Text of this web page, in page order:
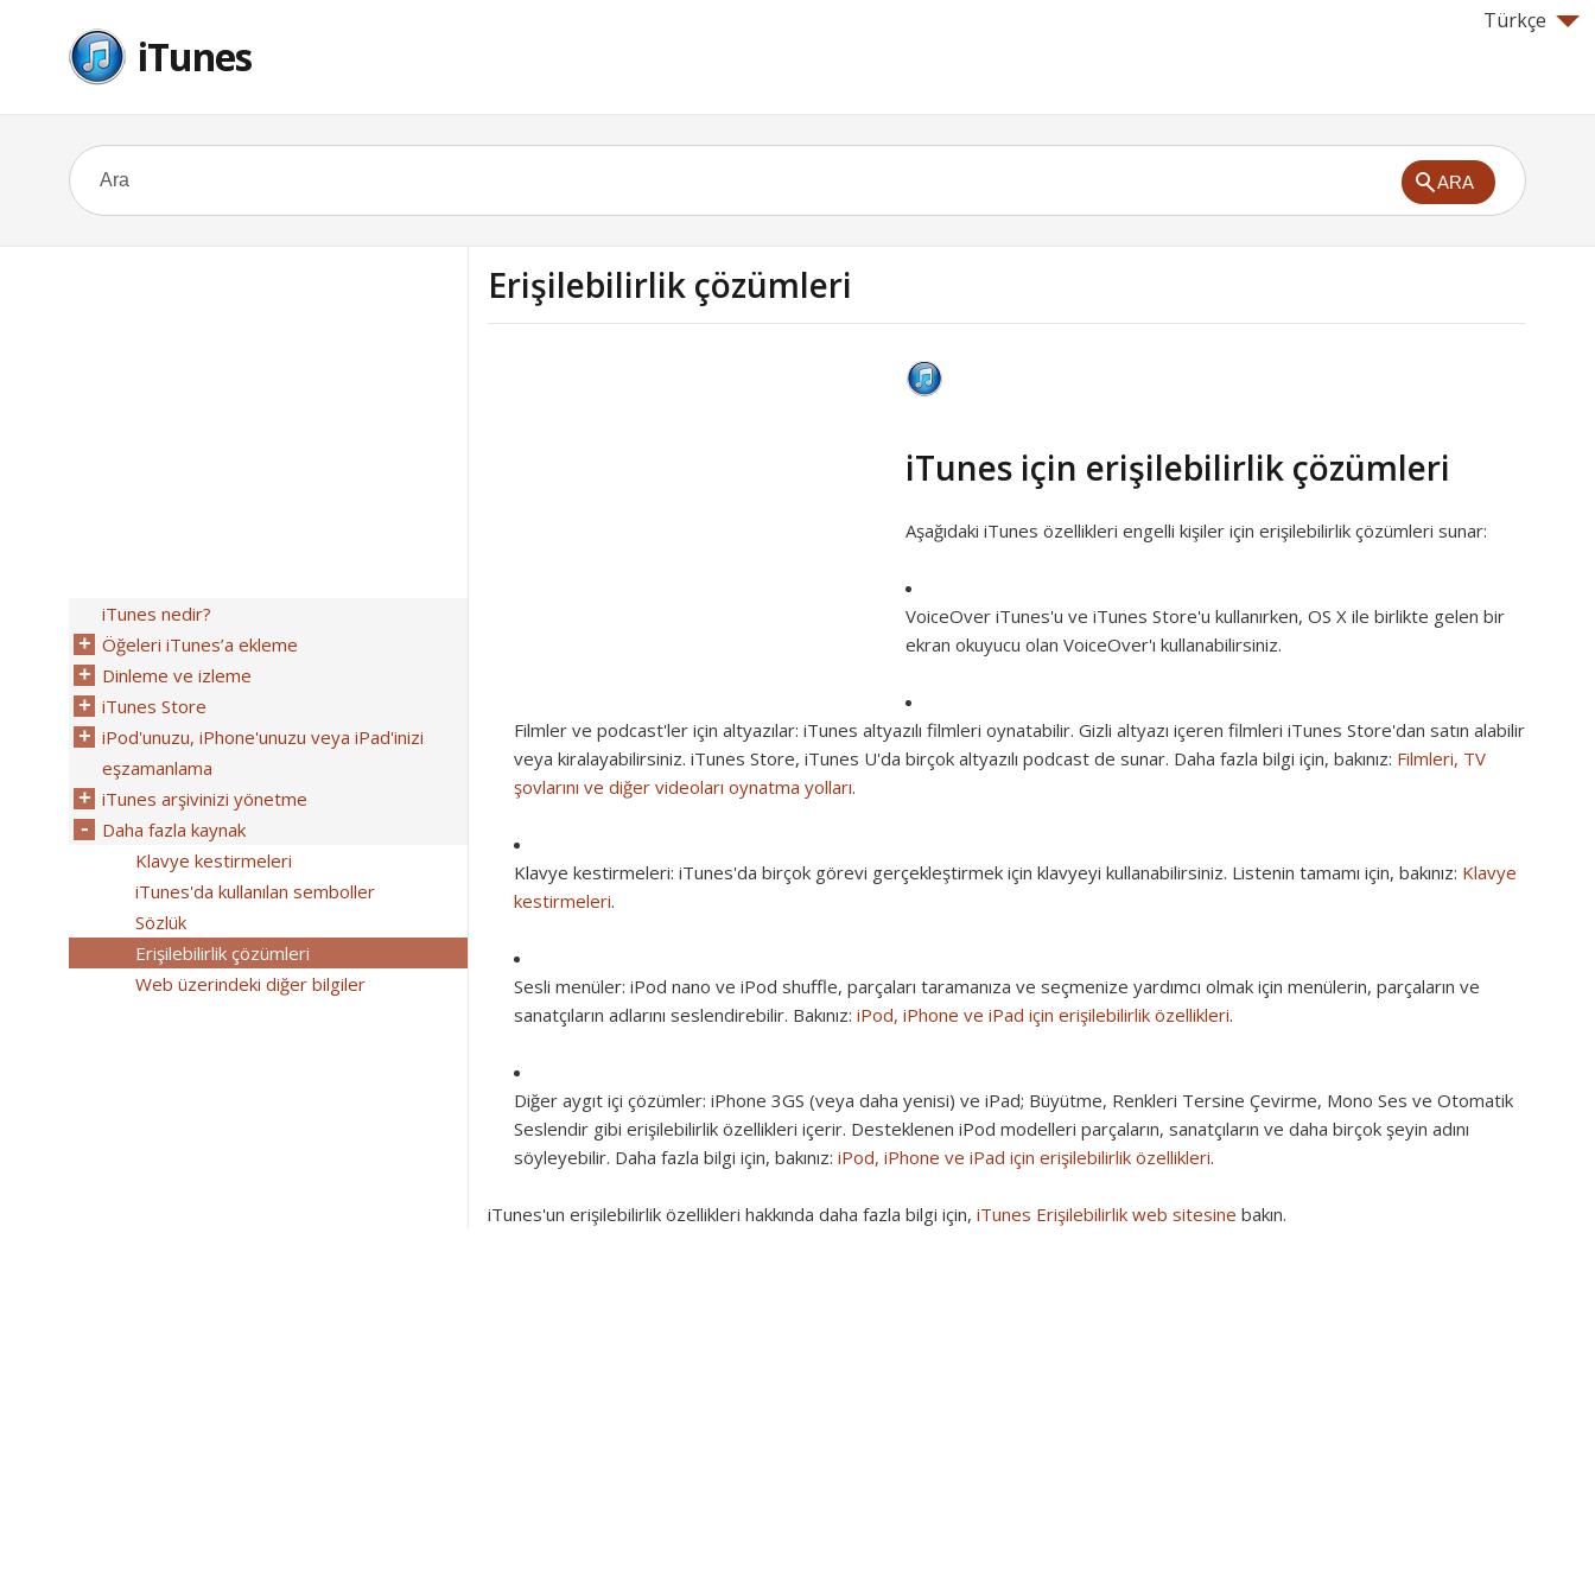
Türkçe
iTunes
ARA
Erişilebilirlik çözümleri
iTunes için erişilebilirlik çözümleri
Aşağıdaki iTunes özellikleri engelli kişiler için erişilebilirlik çözümleri sunar:
VoiceOver iTunes'u ve iTunes Store'u kullanırken, OS X ile birlikte gelen bir
ekran okuyucu olan VoiceOver'ı kullanabilirsiniz.
Filmler ve podcast'ler için altyazılar: iTunes altyazılı filmleri oynatabilir. Gizli altyazı içeren filmleri iTunes Store'dan satın alabilir
veya kiralayabilirsiniz. iTunes Store, iTunes U'da birçok altyazılı podcast de sunar. Daha fazla bilgi için, bakınız: Filmleri, TV
şovlarını ve diğer videoları oynatma yolları.
Klavye kestirmeleri: iTunes'da birçok görevi gerçekleştirmek için klavyeyi kullanabilirsiniz. Listenin tamamı için, bakınız: Klavye
kestirmeleri.
Sesli menüler: iPod nano ve iPod shuffle, parçaları taramanıza ve seçmenize yardımcı olmak için menülerin, parçaların ve
sanatçıların adlarını seslendirebilir. Bakınız: iPod, iPhone ve iPad için erişilebilirlik özellikleri.
Diğer aygıt içi çözümler: iPhone 3GS (veya daha yenisi) ve iPad; Büyütme, Renkleri Tersine Çevirme, Mono Ses ve Otomatik
Seslendir gibi erişilebilirlik özellikleri içerir. Desteklenen iPod modelleri parçaların, sanatçıların ve daha birçok şeyin adını
söyleyebilir. Daha fazla bilgi için, bakınız: iPod, iPhone ve iPad için erişilebilirlik özellikleri.
iTunes'un erişilebilirlik özellikleri hakkında daha fazla bilgi için, iTunes Erişilebilirlik web sitesine bakın.
iTunes nedir?
Öğeleri iTunes’a ekleme
Dinleme ve izleme
iTunes Store
iPod'unuzu, iPhone'unuzu veya iPad'inizi
eşzamanlama
iTunes arşivinizi yönetme
Daha fazla kaynak
Klavye kestirmeleri
iTunes'da kullanılan semboller
Sözlük
Erişilebilirlik çözümleri
Web üzerindeki diğer bilgiler